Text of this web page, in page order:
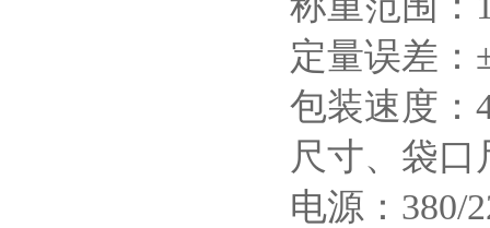
定量误差：
包装速度：
尺寸、袋口
电源：380/